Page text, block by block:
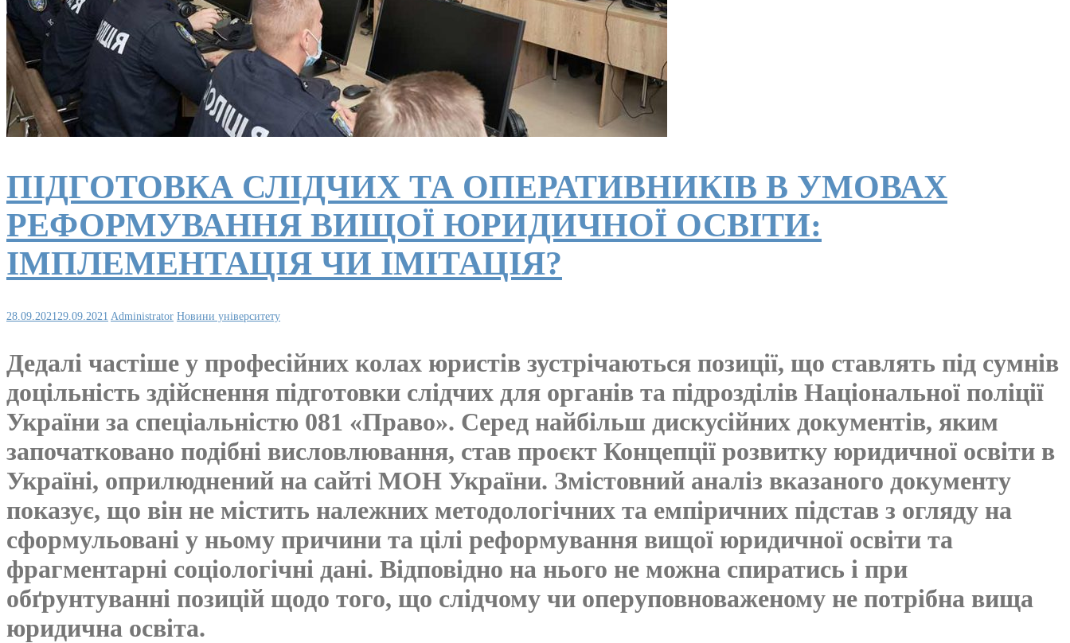
ПІДГОТОВКА СЛІДЧИХ ТА ОПЕРАТИВНИКІВ В УМОВАХ
РЕФОРМУВАННЯ ВИЩОЇ ЮРИДИЧНОЇ ОСВІТИ:
ІМПЛЕМЕНТАЦІЯ ЧИ ІМІТАЦІЯ?
28.09.2021 29.09.2021 Administrator Новини університету
Дедалі частіше у професійних колах юристів зустрічаються позиції, що ставлять під сумнів
доцільність здійснення підготовки слідчих для органів та підрозділів Національної поліції
України за спеціальністю 081 «Право». Серед найбільш дискусійних документів, яким
започатковано подібні висловлювання, став проєкт Концепції розвитку юридичної освіти в
Україні, оприлюднений на сайті МОН України. Змістовний аналіз вказаного документу
показує, що він не містить належних методологічних та емпіричних підстав з огляду на
сформульовані у ньому причини та цілі реформування вищої юридичної освіти та
фрагментарні соціологічні дані. Відповідно на нього не можна спиратись і при
обґрунтуванні позицій щодо того, що слідчому чи оперуповноваженому не потрібна вища
юридична освіта.